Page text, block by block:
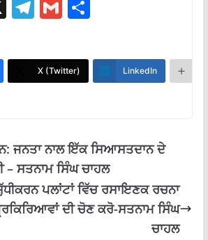
X T
e
gr
G
ai
l
S
ar
e
X (Twitter) LinkedIn
ਜਨਤਾ ਨਾਲ ਇੱਕ ਸਿਆਸਤਦਾਨ ਦੇ
– ਸਤਨਾਮ ਸਿੰਘ ਚਾਹਲ
ਪਲਾਂਟਾਂ ਵਿੱਚ ਰਸਾਇਣਕ ਰਚਨਾ
ਦੀ ਚੋਣ ਕਰੋ-ਸਤਨਾਮ ਸਿੰਘ
ਚਾਹਲ